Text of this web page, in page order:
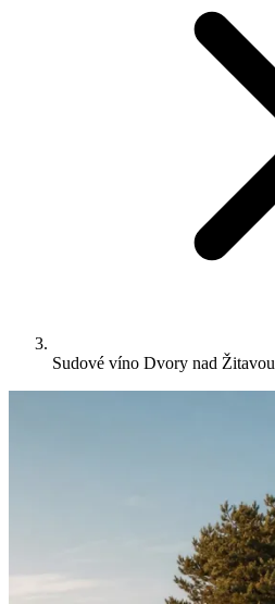
Sudové víno Dvory nad Žitavou